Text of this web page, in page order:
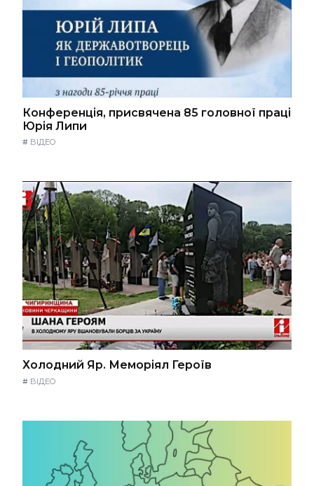
Конференція, присвячена 85 головної праці
Юрія Липи
# ВІДЕО
Холодний Яр. Меморіял Героїв
# ВІДЕО